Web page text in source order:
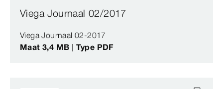
Viega Journaal 02/2017
Viega Journaal 02-2017
Maat 3,4 MB | Type PDF